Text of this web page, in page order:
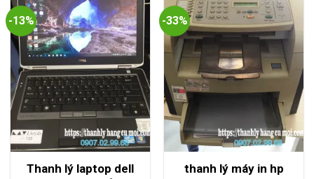
-13%
Thanh lý laptop dell
-33%
thanh lý máy in hp